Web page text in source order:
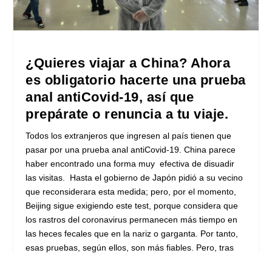
¿Quieres viajar a China? Ahora
es obligatorio hacerte una prueba
anal antiCovid-19, así que
prepárate o renuncia a tu viaje.
Todos los extranjeros que ingresen al país tienen que
pasar por una prueba anal antiCovid-19. China parece
haber encontrado una forma muy efectiva de disuadir
las visitas. Hasta el gobierno de Japón pidió a su vecino
que reconsiderara esta medida; pero, por el momento,
Beijing sigue exigiendo este test, porque considera que
los rastros del coronavirus permanecen más tiempo en
las heces fecales que en la nariz o garganta. Por tanto,
esas pruebas, según ellos, son más fiables. Pero, tras